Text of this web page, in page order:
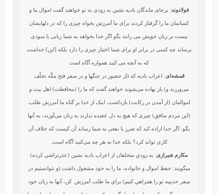
فولادوند: برجاى‏ ماندگان باديه‏ نشين به زودى به تو خواهند گفت اموال ما و
كسانمان ما را گرفتار كردند براى ما آمرزش بخواه چيزى را كه در دلهايشان
نيست بر زبان خويش مى ‏رانند بگو اگر خدا بخواهد به شما زيانى يا سودى
برساند چه كسى در برابر او براى شما اختيار چيزى را دارد بلكه [اين] خداست
كه به آنچه مى ‏كنيد همواره آگاه است
قمشه‌ای: اعراب بادیه که (از حضور در جنگها و در سفر فتح مکّه تخلّف
می‌ورزند و) باز نهاده می‌شوند خواهند گفت که ما را (محافظت) اهل بیت و
اموالمان (از آمدن در رکابت) بازداشت، اینک از خدا بر گناه ما آمرزش طلب.
(این مردم منافق) چیزی که هیچ به دل عقیده ندارند به زبان می‌آورند، به آنها
بگو: اگر خدا اراده کند که ضرر یا نفعی به شما رساند آن کیست که خلاف آن
کاری تواند کرد؟ بلکه خدا به هر چه می‌کنید آگاه است.
مکارم شیرازی: به زودي متخلفان از اعراب باديه نشين (عذرتراشي كرده)
مي‏گويند: حفظ اموال و خانواده، ما را به خود مشغول داشت (و نتوانستيم در
سفر حديبيه تو را همراهي كنيم) براي ما طلب آمرزش ‍ كن، آنها به زبان خود